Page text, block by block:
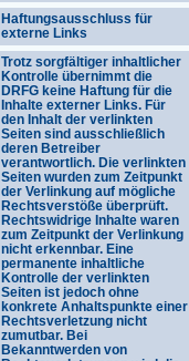
Haftungsausschluss für
externe Links
Trotz sorgfältiger inhaltlicher
Kontrolle übernimmt die
DRFG keine Haftung für die
Inhalte externer Links. Für
den Inhalt der verlinkten
Seiten sind ausschließlich
deren Betreiber
verantwortlich. Die verlinkten
Seiten wurden zum Zeitpunkt
der Verlinkung auf mögliche
Rechtsverstöße überprüft.
Rechtswidrige Inhalte waren
zum Zeitpunkt der Verlinkung
nicht erkennbar. Eine
permanente inhaltliche
Kontrolle der verlinkten
Seiten ist jedoch ohne
konkrete Anhaltspunkte einer
Rechtsverletzung nicht
zumutbar. Bei
Bekanntwerden von